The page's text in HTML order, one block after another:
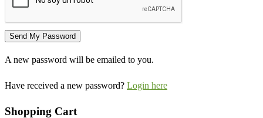
A new password will be emailed to you.
Have received a new password? Login here
Shopping Cart